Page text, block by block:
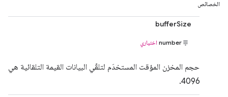
الخصائص
bufferSize
number اختياري
حجم المخزن المؤقت المستخدَم لتلقّي البيانات القيمة التلقائية هي
4096.